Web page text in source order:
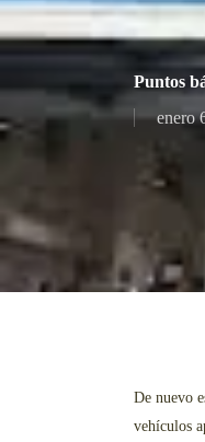
Puntos
enero
De nuevo
vehículos